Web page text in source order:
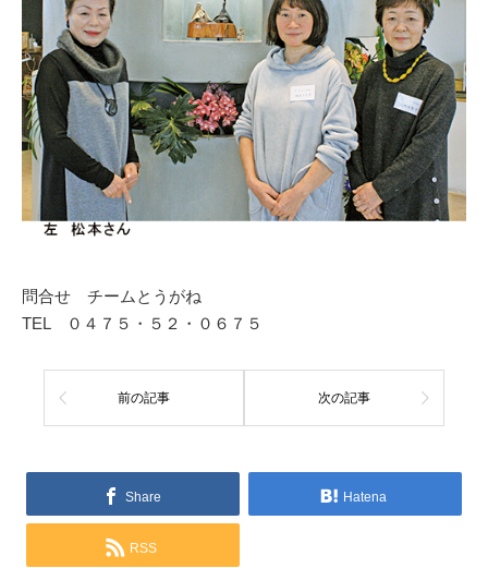
問合せ チームとうがね
TEL ０４７５・５２・０６７５
前の記事 次の記事
Share Hatena
RSS